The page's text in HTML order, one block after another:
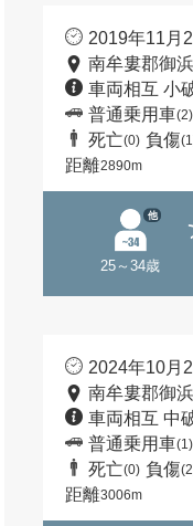
2019年11月
南牟婁郡御
車両相互 小
普通乗用車(2)
死亡(0) 負傷
距離2890m
25～34歳
他
2024年10月
南牟婁郡御
車両相互 中
普通乗用車(1)
死亡(0) 負傷
距離3006m